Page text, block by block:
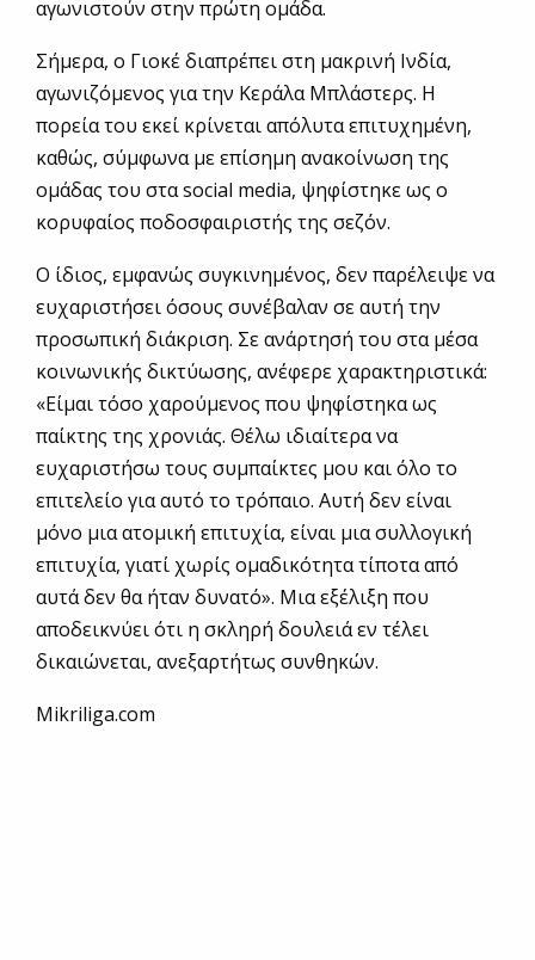
αγωνιστούν στην πρώτη ομάδα.
Σήμερα, ο Γιοκέ διαπρέπει στη μακρινή Ινδία,
αγωνιζόμενος για την Κεράλα Μπλάστερς. Η
πορεία του εκεί κρίνεται απόλυτα επιτυχημένη,
καθώς, σύμφωνα με επίσημη ανακοίνωση της
ομάδας του στα social media, ψηφίστηκε ως ο
κορυφαίος ποδοσφαιριστής της σεζόν.
Ο ίδιος, εμφανώς συγκινημένος, δεν παρέλειψε να
ευχαριστήσει όσους συνέβαλαν σε αυτή την
προσωπική διάκριση. Σε ανάρτησή του στα μέσα
κοινωνικής δικτύωσης, ανέφερε χαρακτηριστικά:
«Είμαι τόσο χαρούμενος που ψηφίστηκα ως
παίκτης της χρονιάς. Θέλω ιδιαίτερα να
ευχαριστήσω τους συμπαίκτες μου και όλο το
επιτελείο για αυτό το τρόπαιο. Αυτή δεν είναι
μόνο μια ατομική επιτυχία, είναι μια συλλογική
επιτυχία, γιατί χωρίς ομαδικότητα τίποτα από
αυτά δεν θα ήταν δυνατό». Μια εξέλιξη που
αποδεικνύει ότι η σκληρή δουλειά εν τέλει
δικαιώνεται, ανεξαρτήτως συνθηκών.
Mikriliga.com